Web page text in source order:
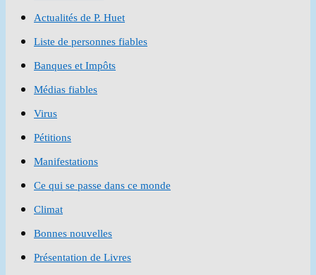
Actualités de P. Huet
Liste de personnes fiables
Banques et Impôts
Médias fiables
Virus
Pétitions
Manifestations
Ce qui se passe dans ce monde
Climat
Bonnes nouvelles
Présentation de Livres